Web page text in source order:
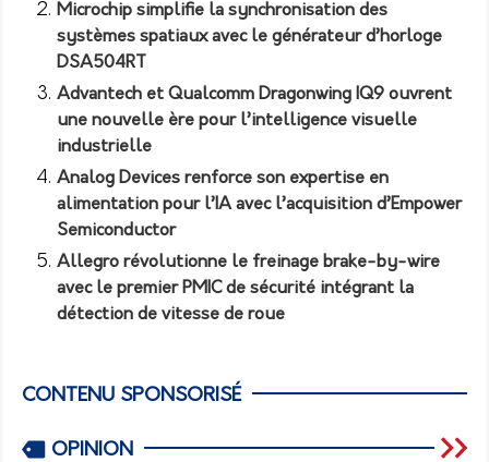
Microchip simplifie la synchronisation des
systèmes spatiaux avec le générateur d’horloge
DSA504RT
Advantech et Qualcomm Dragonwing IQ9 ouvrent
une nouvelle ère pour l’intelligence visuelle
industrielle
Analog Devices renforce son expertise en
alimentation pour l’IA avec l’acquisition d’Empower
Semiconductor
Allegro révolutionne le freinage brake-by-wire
avec le premier PMIC de sécurité intégrant la
détection de vitesse de roue
CONTENU SPONSORISÉ
OPINION